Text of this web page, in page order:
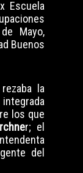
Escuela
Mayo,
Buenos
la
los que
r; el
del